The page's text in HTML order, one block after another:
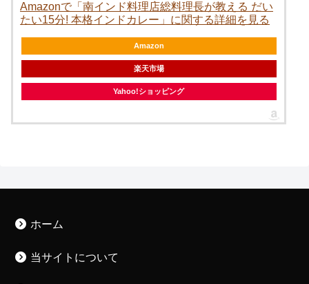
Amazonで「南インド料理店総料理長が教える だい
たい15分! 本格インドカレー」に関する詳細を見る
Amazon
楽天市場
Yahoo!ショッピング
ホーム
当サイトについて